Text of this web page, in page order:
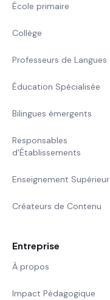
École primaire
Collège
Professeurs de Langues
Éducation Spécialisée
Bilingues émergents
Responsables
d'Établissements
Enseignement Supérieur
Créateurs de Contenu
Entreprise
À propos
Impact Pédagogique